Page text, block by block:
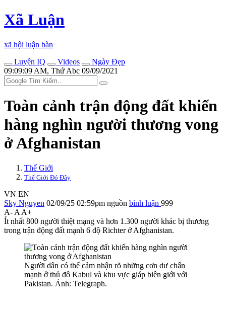
Xã Luận
xã hội luận bàn
Luyện IQ
Videos
Ngày Đẹp
09:09:09 AM, Thứ Abc 09/09/2021
Toàn cảnh trận động đất khiến
hàng nghìn người thương vong
ở Afghanistan
Thế Giới
Thế Giới Đó Đây
VN EN
Sky Nguyen 02/09/25 02:59pm nguồn bình luận 999
A- A A+
Ít nhất 800 người thiệt mạng và hơn 1.300 người khác bị thương
trong trận động đất mạnh 6 độ Richter ở Afghanistan.
Người dân có thể cảm nhận rõ những cơn dư chấn
mạnh ở thủ đô Kabul và khu vực giáp biên giới với
Pakistan. Ảnh: Telegraph.